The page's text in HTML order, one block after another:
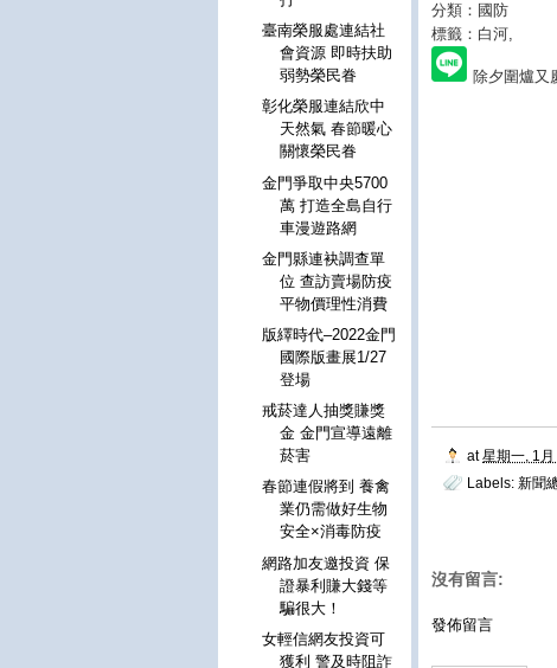
分類：國防
標籤：白河
除夕圍爐又
at 星期一, 1
Labels: 新聞
沒有留言:
發佈留言
臺南榮服處連結社
會資源 即時扶助
弱勢榮民眷
彰化榮服連結欣中
天然氣 春節暖心
關懷榮民眷
金門爭取中央5700
萬 打造全島自行
車漫遊路網
金門縣連袂調查單
位 查訪賣場防疫
平物價理性消費
版繹時代–2022金門
國際版畫展1/27
登場
戒菸達人抽獎賺獎
金 金門宣導遠離
菸害
春節連假將到 養禽
業仍需做好生物
安全×消毒防疫
網路加友邀投資 保
證暴利賺大錢等
騙很大！
女輕信網友投資可
獲利 警及時阻詐